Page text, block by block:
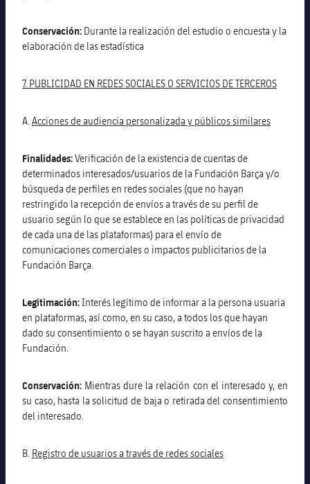
Conservación: Durante la realización del estudio o encuesta y la
elaboración de las estadística
7. PUBLICIDAD EN REDES SOCIALES O SERVICIOS DE TERCEROS
A. Acciones de audiencia personalizada y públicos similares
Finalidades:Verificación de la existencia de cuentas de
determinados interesados/usuarios de la Fundación Barça y/o
búsqueda de perfiles en redes sociales (que no hayan
restringido la recepción de envíos a través de su perfil de
usuario según lo que se establece en las políticas de privacidad
de cada una de las plataformas) para el envío de
comunicaciones comerciales o impactos publicitarios de la
Fundación Barça.
Legitimación:Interés legítimo de informar a la persona usuaria
en plataformas, así como, en su caso, a todos los que hayan
dado su consentimiento o se hayan suscrito a envíos de la
Fundación.
Conservación: Mientras dure la relación con el interesado y, en
su caso, hasta la solicitud de baja o retirada del consentimiento
del interesado.
B. Registro de usuarios a través de redes sociales